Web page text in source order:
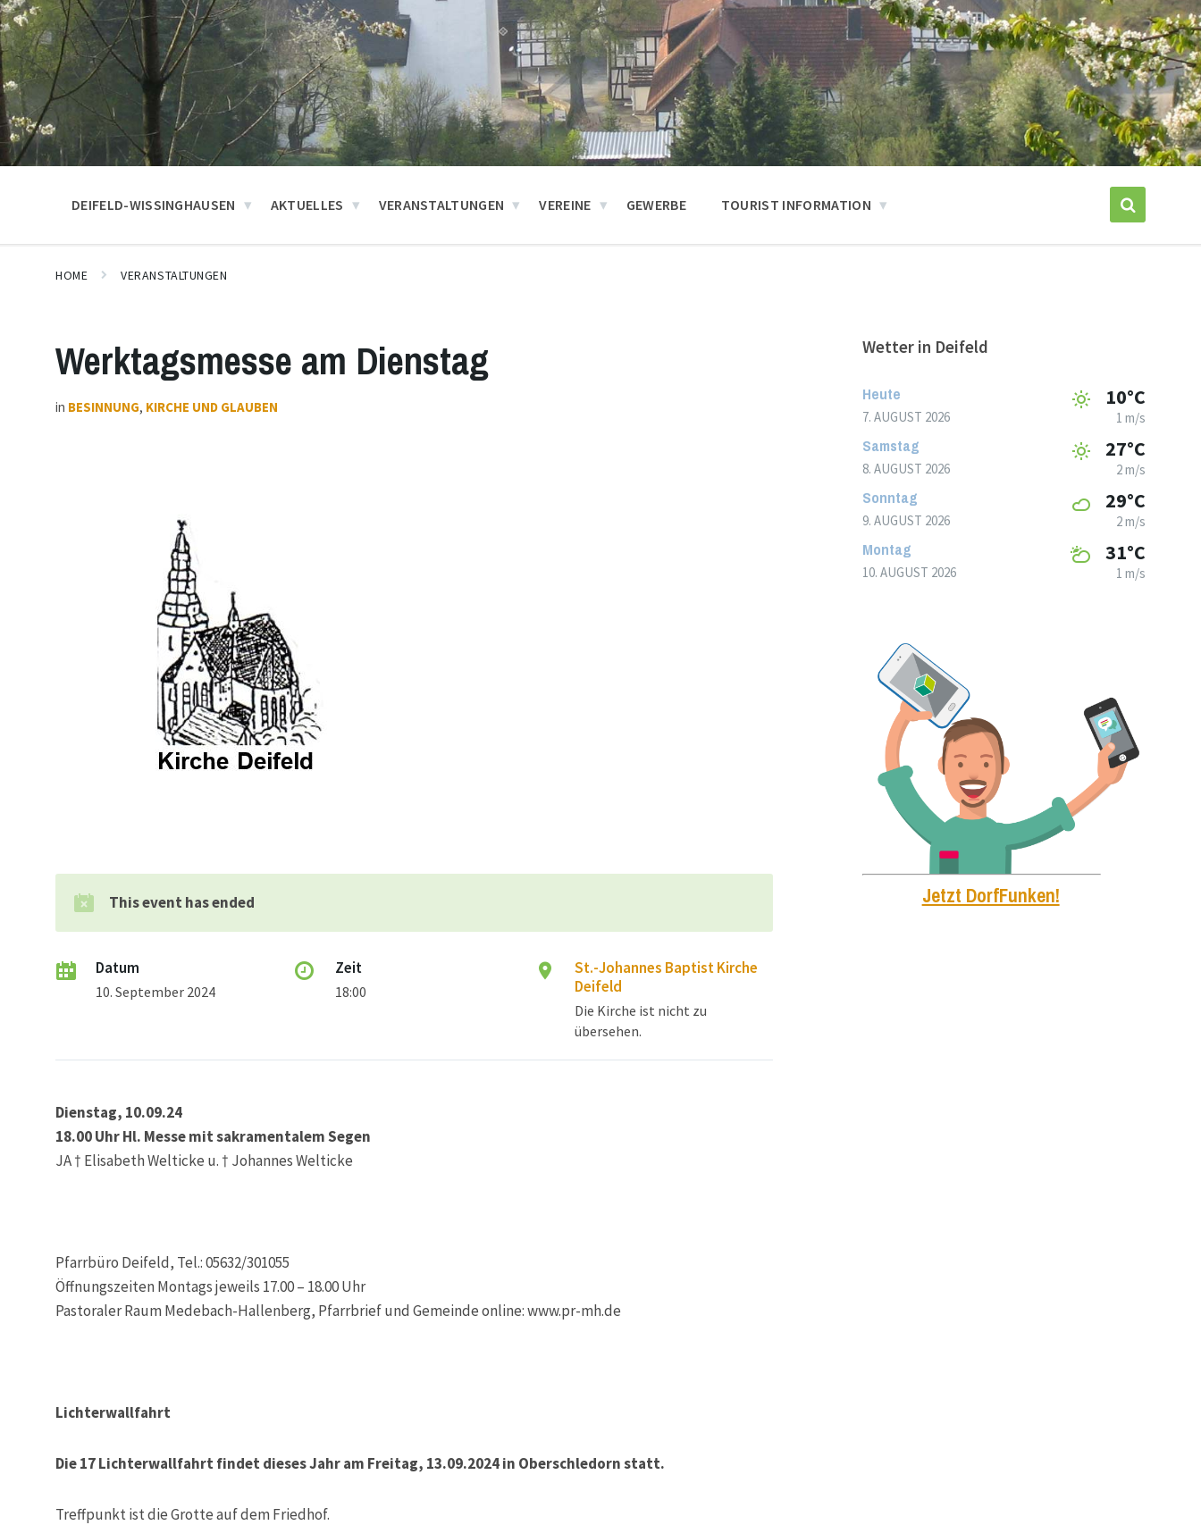
DEIFELD-WISSINGHAUSEN AKTUELLES VERANSTALTUNGEN VEREINE GEWERBE TOURIST INFORMATION
HOME VERANSTALTUNGEN
Werktagsmesse am Dienstag
in BESINNUNG, KIRCHE UND GLAUBEN
This event has ended
Datum
10. September 2024
Zeit
18:00
St.-Johannes Baptist Kirche
Deifeld
Die Kirche ist nicht zu
übersehen.
Dienstag, 10.09.24
18.00 Uhr Hl. Messe mit sakramentalem Segen
JA † Elisabeth Welticke u. † Johannes Welticke
Pfarrbüro Deifeld, Tel.: 05632/301055
Öffnungszeiten Montags jeweils 17.00 – 18.00 Uhr
Pastoraler Raum Medebach-Hallenberg, Pfarrbrief und Gemeinde online: www.pr-mh.de
Lichterwallfahrt
Die 17 Lichterwallfahrt findet dieses Jahr am Freitag, 13.09.2024 in Oberschledorn statt.
Treffpunkt ist die Grotte auf dem Friedhof.
Wetter in Deifeld
Heute
7. AUGUST 2026
10°C
1 m/s
Samstag
8. AUGUST 2026
27°C
2 m/s
Sonntag
9. AUGUST 2026
29°C
2 m/s
Montag
10. AUGUST 2026
31°C
1 m/s
Jetzt DorfFunken!